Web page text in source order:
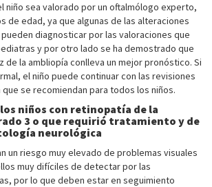
niño sea valorado por un oftalmólogo experto,
de edad, ya que algunas de las alteraciones
diagnosticar por las valoraciones que
y por otro lado se ha demostrado que
la ambliopía conlleva un mejor pronóstico. Si
el niño puede continuar con las revisiones
se recomiendan para todos los niños.
niños con retinopatía de la
3 o que requirió tratamiento y de
neurológica
un riesgo muy elevado de problemas visuales
muy difíciles de detectar por las
por lo que deben estar en seguimiento